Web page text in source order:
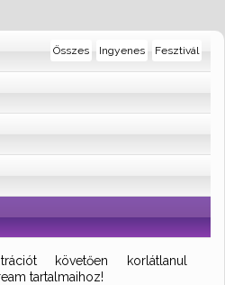
Fesztivál
Ingyenes
Összes
követően korlátlanul
tartalmaihoz!